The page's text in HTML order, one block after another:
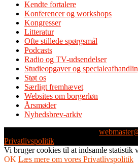
Kendte fortalere
Konferencer og workshops
Kongresser
Litteratur
Ofte stillede spørgsmål
Podcasts
Radio og TV-udsendelser
Studieopgaver og
Støt os
Særligt fremhævet
Websites om borgerløn
Årsmøder
Nyhedsbrev-arkiv
Privatlivspolitik
Vi bruger cookies til at indsamle statistik
OK Læs mere om vores Privatlivspolitik